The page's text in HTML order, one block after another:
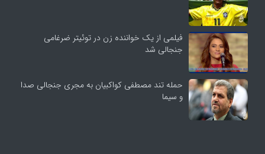
فیلمی از یک خواننده زن در توئیتر ضرغامی
جنجالی شد
حمله تند مصطفی کواکبیان به مجری جنجالی صدا
و سیما